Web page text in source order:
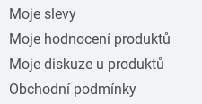
Moje slevy
Moje hodnocení produktů
Moje diskuze u produktů
Obchodní podmínky